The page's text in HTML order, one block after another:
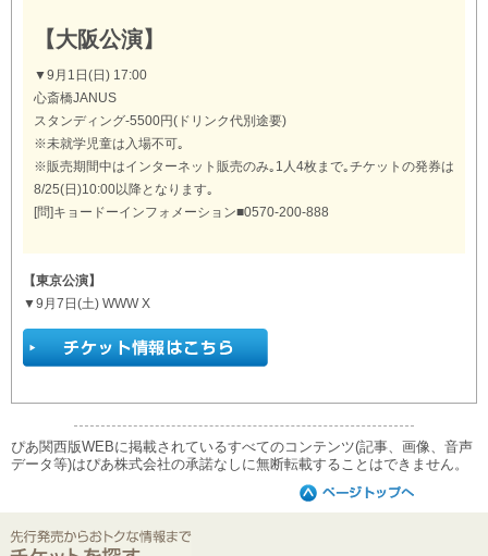
【大阪公演】
▼9月1日(日) 17:00
心斎橋JANUS
スタンディング-5500円(ドリンク代別途要)
※未就学児童は入場不可｡
※販売期間中はインターネット販売のみ｡1人4枚まで｡チケットの発券は
8/25(日)10:00以降となります｡
[問]キョードーインフォメーション■0570-200-888
【東京公演】
▼9月7日(土) WWW X
ぴあ関西版WEBに掲載されているすべてのコンテンツ(記事、画像、音声
データ等)はぴあ株式会社の承諾なしに無断転載することはできません。